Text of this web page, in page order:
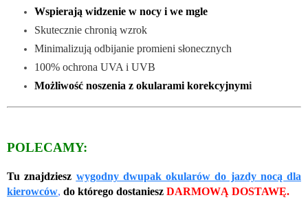
Wspierają widzenie w nocy i we mgle
Skutecznie chronią wzrok
Minimalizują odbijanie promieni słonecznych
100% ochrona UVA i UVB
Możliwość noszenia z okularami korekcyjnymi
POLECAMY:
Tu znajdziesz wygodny dwupak okularów do jazdy nocą dla
kierowców, do którego dostaniesz DARMOWĄ DOSTAWĘ.